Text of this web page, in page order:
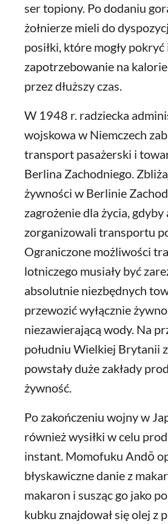
ser topiony. Po dodaniu
żołnierze mieli do
posiłki, które mogły pokryć
zapotrzebowanie na
przez dłuższy czas.
W 1948 r. radziecka
wojskowa w Niemczech
transport pasażerski i
Berlina Zachodniego.
żywności w Berlinie
zagrożenie dla życia, gdyby
zorganizowali transportu
Ograniczone możliwości
lotniczego musiały być
absolutnie niezbędnych
przewozić wyłącznie
niezawierającą wody. Na
południu Wielkiej Brytanii
powstały duże zakłady
żywność.
Po zakończeniu wojny w
również wysiłki w celu
instant. Momofuku Andō
błyskawiczne danie z
makaron i susząc go jako
kubku znajdował się olej z